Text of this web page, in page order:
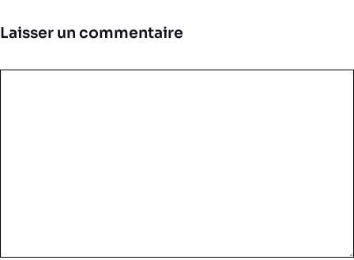
Laisser un commentaire